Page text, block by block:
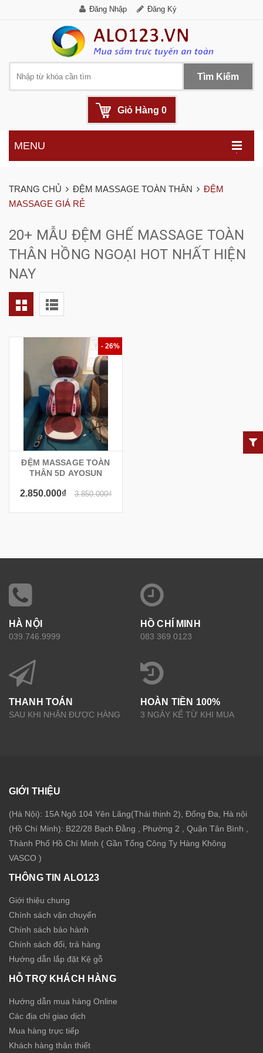
Đăng Nhập Đăng Ký
Tìm Kiếm
Giỏ Hàng 0
.
MENU
TRANG CHỦ ĐỆM MASSAGE TOÀN THÂN
ĐỆM
MASSAGE GIÁ RẺ
20+ MẪU ĐỆM GHẾ MASSAGE TOÀN
THÂN HỒNG NGOẠI HOT NHẤT HIỆN
NAY
- 26%
ĐỆM MASSAGE TOÀN
THÂN 5D AYOSUN
2.850.000₫ 3.850.000₫
HÀ NỘI
039.746.9999
HỒ CHÍ MINH
083 369 0123
THANH TOÁN
SAU KHI NHẬN ĐƯỢC HÀNG
HOÀN TIỀN 100%
3 NGÀY KỂ TỪ KHI MUA
GIỚI THIỆU
(Hà Nội): 15A Ngõ 104 Yên Lãng(Thái thịnh 2), Đống Đa, Hà nội
(Hồ Chí Minh): B22/28 Bạch Đằng , Phường 2 , Quận Tân Bình ,
Thành Phố Hồ Chí Minh ( Gần Tổng Công Ty Hàng Không
VASCO )
THÔNG TIN ALO123
Giới thiệu chung
Chính sách vận chuyển
Chính sách bảo hành
Chính sách đổi, trả hàng
Hướng dẫn lắp đặt Kệ gỗ
HỖ TRỢ KHÁCH HÀNG
Hướng dẫn mua hàng Online
Các địa chỉ giao dịch
Mua hàng trực tiếp
Khách hàng thân thiết